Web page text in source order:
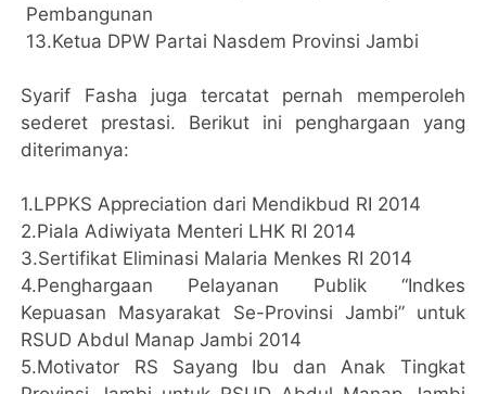
Pembangunan
13.Ketua DPW Partai Nasdem Provinsi Jambi
Syarif Fasha juga tercatat pernah memperoleh
sederet prestasi. Berikut ini penghargaan yang
diterimanya:
1.LPPKS Appreciation dari Mendikbud RI 2014
2.Piala Adiwiyata Menteri LHK RI 2014
3.Sertifikat Eliminasi Malaria Menkes RI 2014
4.Penghargaan Pelayanan Publik “Indkes
Kepuasan Masyarakat Se-Provinsi Jambi” untuk
RSUD Abdul Manap Jambi 2014
5.Motivator RS Sayang Ibu dan Anak Tingkat